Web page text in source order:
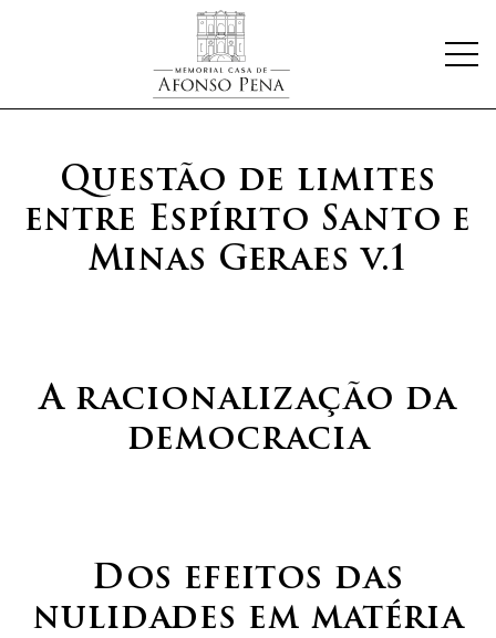
Questão de limites
entre Espírito Santo e
Minas Geraes v.1
A racionalização da
democracia
Dos efeitos das
nulidades em matéria